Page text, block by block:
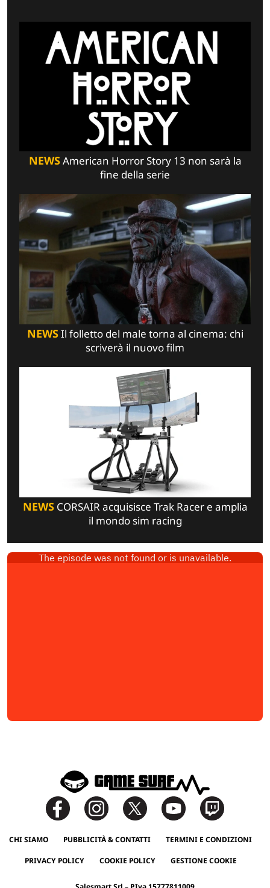
NEWSAmerican Horror Story 13 non sarà la
fine della serie
NEWSIl folletto del male torna al cinema: chi
scriverà il nuovo film
NEWSCORSAIR acquisisce Trak Racer e amplia
il mondo sim racing
CHI SIAMO PUBBLICITÀ & CONTATTI TERMINI E CONDIZIONI
PRIVACY POLICY COOKIE POLICY GESTIONE COOKIE